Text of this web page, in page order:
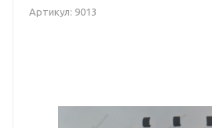
Артикул: 9013